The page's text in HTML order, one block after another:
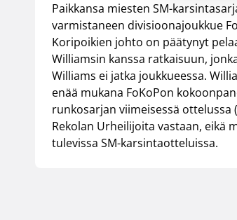
Paikkansa miesten SM-
varmistaneen divisioonajoukkue
Koripoikien johto on päätynyt
Williamsin kanssa ratkaisuun,
Williams ei jatka joukkueessa.
enää mukana FoKoPon
runkosarjan viimeisessä ottelussa
Rekolan Urheilijoita vastaan, eikä
tulevissa SM-karsintaotteluissa.